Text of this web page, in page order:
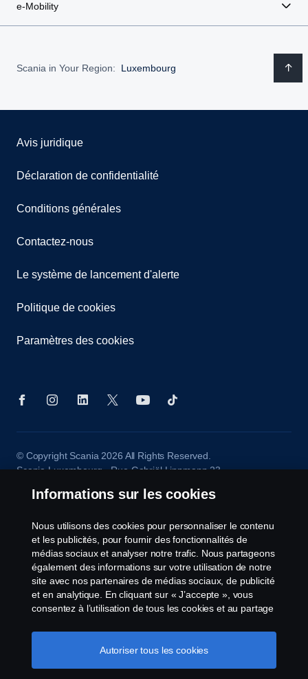
e-Mobility
Scania in Your Region: Luxembourg
Avis juridique
Déclaration de confidentialité
Conditions générales
Contactez-nous
Le système de lancement d'alerte
Politique de cookies
Paramètres des cookies
© Copyright Scania 2026 All Rights Reserved.
Scania Luxembourg - Rue Gabriël Lippmann 23 -
Informations sur les cookies
Nous utilisons des cookies pour personnaliser le contenu
et les publicités, pour fournir des fonctionnalités de
médias sociaux et analyser notre trafic. Nous partageons
également des informations sur votre utilisation de notre
site avec nos partenaires de médias sociaux, de publicité
et en analytique. En cliquant sur « J’accepte », vous
consentez à l’utilisation de tous les cookies et au partage
cookies en cliquant sur « Paramètres des cookies » et en
sélectionnant les catégories que vous souhaitez
Autoriser tous les cookies